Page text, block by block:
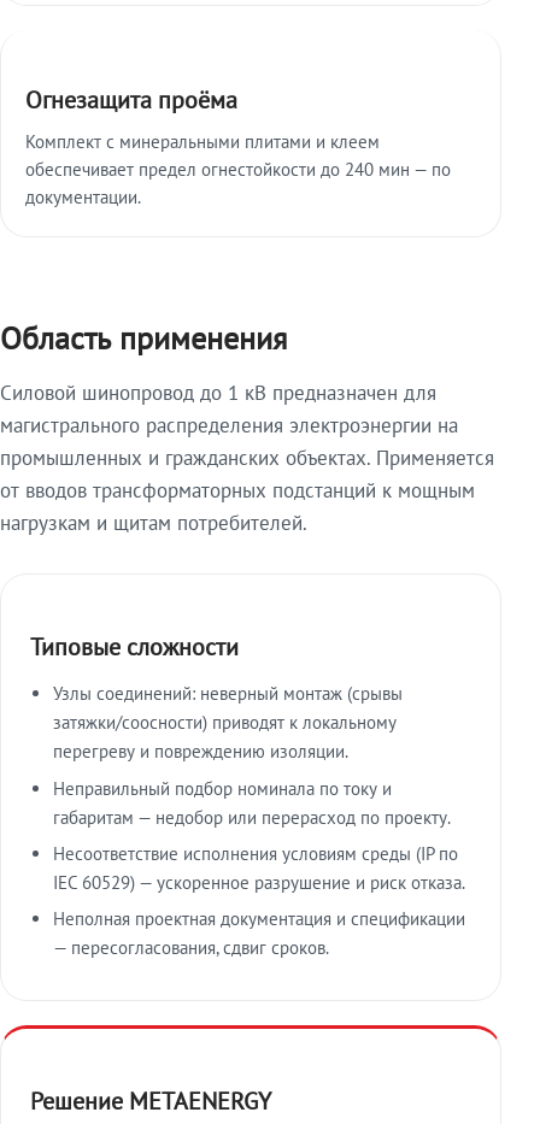
Огнезащита проёма
Комплект с минеральными плитами и клеем
обеспечивает предел огнестойкости до 240 мин — по
документации.
Область применения
Силовой шинопровод до 1 кВ предназначен для
магистрального распределения электроэнергии на
промышленных и гражданских объектах. Применяется
от вводов трансформаторных подстанций к мощным
нагрузкам и щитам потребителей.
Типовые сложности
Узлы соединений: неверный монтаж (срывы
затяжки/соосности) приводят к локальному
перегреву и повреждению изоляции.
Неправильный подбор номинала по току и
габаритам — недобор или перерасход по проекту.
Несоответствие исполнения условиям среды (IP по
IEC 60529) — ускоренное разрушение и риск отказа.
Неполная проектная документация и спецификации
— пересогласования, сдвиг сроков.
Решение METAENERGY